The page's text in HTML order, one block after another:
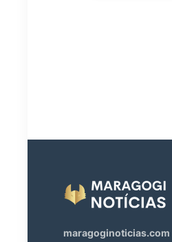
maragoginoticias.com